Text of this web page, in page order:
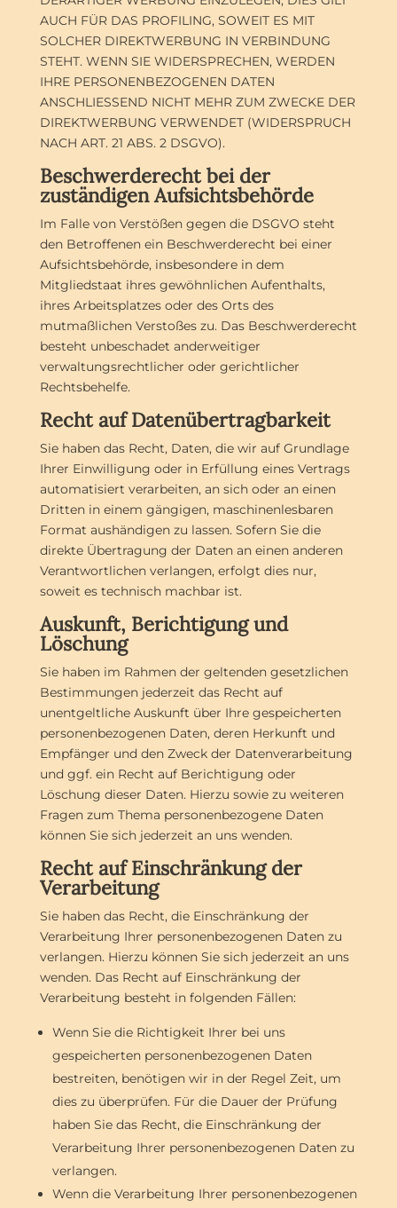
AUCH FÜR DAS PROFILING, SOWEIT ES MIT
SOLCHER DIREKTWERBUNG IN VERBINDUNG
STEHT. WENN SIE WIDERSPRECHEN, WERDEN
IHRE PERSONENBEZOGENEN DATEN
ANSCHLIESSEND NICHT MEHR ZUM ZWECKE DER
DIREKTWERBUNG VERWENDET (WIDERSPRUCH
NACH ART. 21 ABS. 2 DSGVO).
Beschwerde­recht bei der
zuständigen Aufsichts­behörde
Im Falle von Verstößen gegen die DSGVO steht
den Betroffenen ein Beschwerderecht bei einer
Aufsichtsbehörde, insbesondere in dem
Mitgliedstaat ihres gewöhnlichen Aufenthalts,
ihres Arbeitsplatzes oder des Orts des
mutmaßlichen Verstoßes zu. Das Beschwerderecht
besteht unbeschadet anderweitiger
verwaltungsrechtlicher oder gerichtlicher
Rechtsbehelfe.
Recht auf Daten­übertrag­barkeit
Sie haben das Recht, Daten, die wir auf Grundlage
Ihrer Einwilligung oder in Erfüllung eines Vertrags
automatisiert verarbeiten, an sich oder an einen
Dritten in einem gängigen, maschinenlesbaren
Format aushändigen zu lassen. Sofern Sie die
direkte Übertragung der Daten an einen anderen
Verantwortlichen verlangen, erfolgt dies nur,
soweit es technisch machbar ist.
Auskunft, Berichtigung und
Löschung
Sie haben im Rahmen der geltenden gesetzlichen
Bestimmungen jederzeit das Recht auf
unentgeltliche Auskunft über Ihre gespeicherten
personenbezogenen Daten, deren Herkunft und
Empfänger und den Zweck der Datenverarbeitung
und ggf. ein Recht auf Berichtigung oder
Löschung dieser Daten. Hierzu sowie zu weiteren
Fragen zum Thema personenbezogene Daten
können Sie sich jederzeit an uns wenden.
Recht auf Einschränkung der
Verarbeitung
Sie haben das Recht, die Einschränkung der
Verarbeitung Ihrer personenbezogenen Daten zu
verlangen. Hierzu können Sie sich jederzeit an uns
wenden. Das Recht auf Einschränkung der
Verarbeitung besteht in folgenden Fällen:
Wenn Sie die Richtigkeit Ihrer bei uns
gespeicherten personenbezogenen Daten
bestreiten, benötigen wir in der Regel Zeit, um
dies zu überprüfen. Für die Dauer der Prüfung
haben Sie das Recht, die Einschränkung der
Verarbeitung Ihrer personenbezogenen Daten zu
verlangen.
Wenn die Verarbeitung Ihrer personenbezogenen